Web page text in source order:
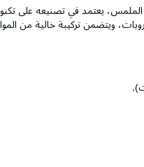
٪ نصف لامع ناعم الملمس، يعتمد في
ويتضمن تركيبة خالية من